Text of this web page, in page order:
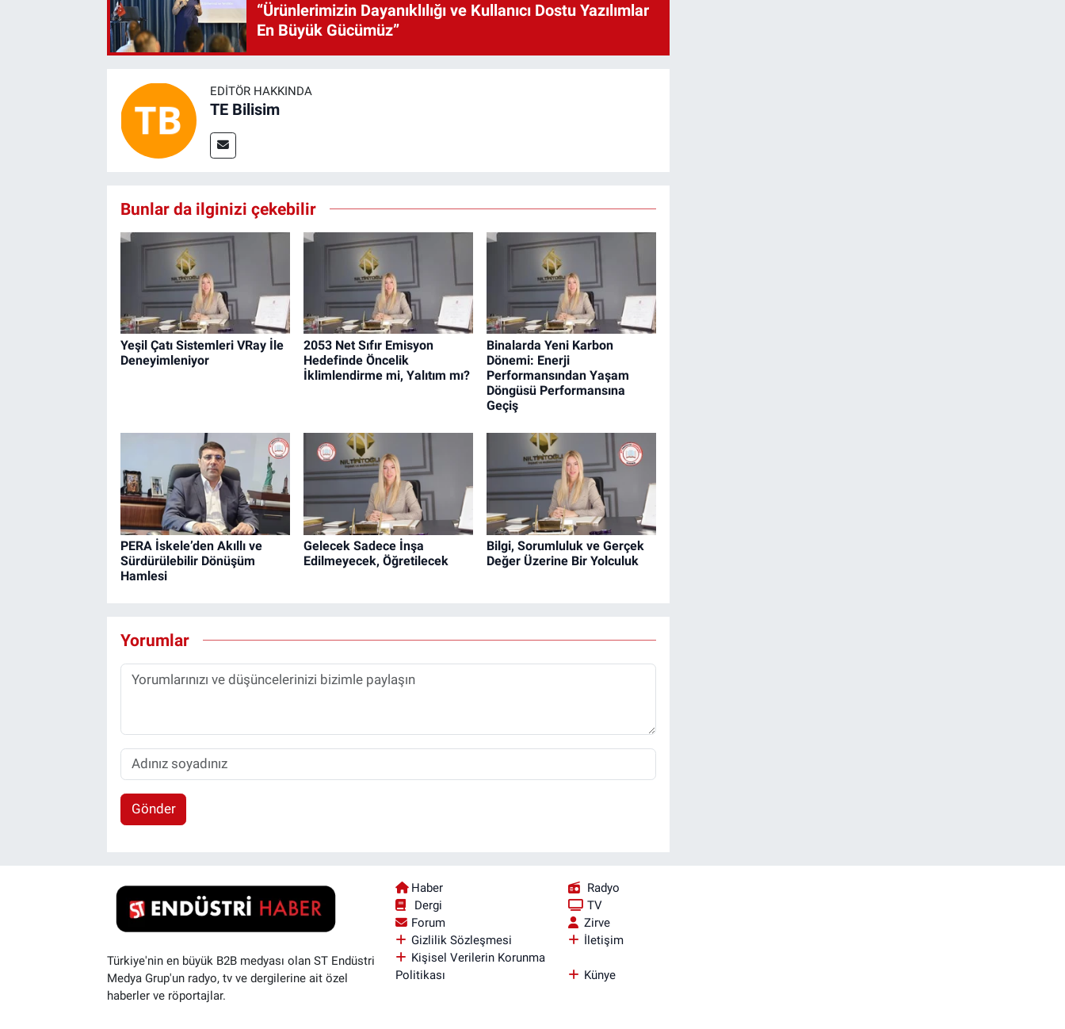
“Ürünlerimizin Dayanıklılığı ve Kullanıcı Dostu Yazılımlar
En Büyük Gücümüz”
EDITÖR HAKKINDA
TE Bilisim
Bunlar da ilginizi çekebilir
Yeşil Çatı Sistemleri VRay İle
Deneyimleniyor
2053 Net Sıfır Emisyon
Hedefinde Öncelik
İklimlendirme mi, Yalıtım mı?
Binalarda Yeni Karbon
Dönemi: Enerji
Performansından Yaşam
Döngüsü Performansına
Geçiş
PERA İskele’den Akıllı ve
Sürdürülebilir Dönüşüm
Hamlesi
Gelecek Sadece İnşa
Edilmeyecek, Öğretilecek
Bilgi, Sorumluluk ve Gerçek
Değer Üzerine Bir Yolculuk
Yorumlar
Gönder
Türkiye'nin en büyük B2B medyası olan ST Endüstri
Medya Grup'un radyo, tv ve dergilerine ait özel
haberler ve röportajlar.
Haber
Radyo
Dergi
TV
Forum
Zirve
Gizlilik Sözleşmesi
İletişim
Kişisel Verilerin Korunma
Politikası
Künye